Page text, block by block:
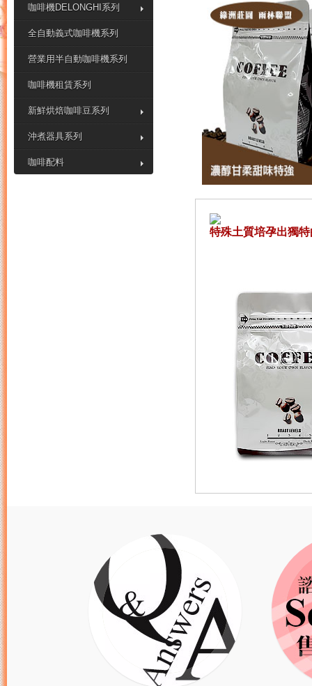
咖啡機DELONGHI系列
全自動義式咖啡機系列
營業用半自動咖啡機系列
咖啡機租賃系列
新鮮烘焙咖啡豆系列
沖煮器具系列
咖啡配料
特殊土質培孕出獨